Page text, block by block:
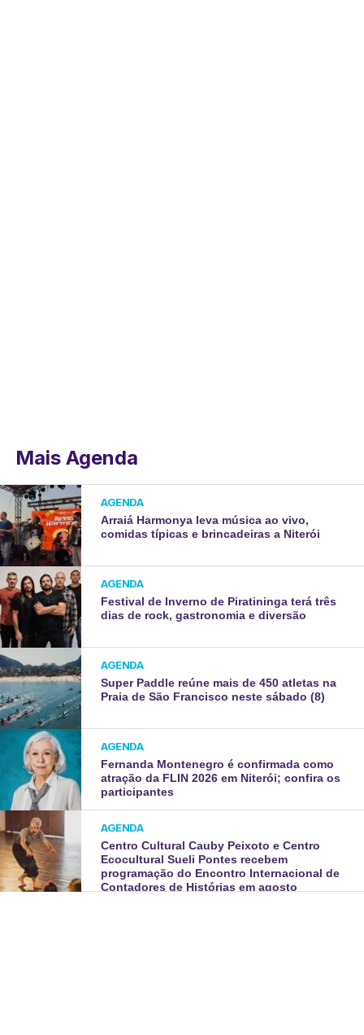
Mais Agenda
AGENDA
Arraiá Harmonya leva música ao vivo,
comidas típicas e brincadeiras a Niterói
AGENDA
Festival de Inverno de Piratininga terá três
dias de rock, gastronomia e diversão
AGENDA
Super Paddle reúne mais de 450 atletas na
Praia de São Francisco neste sábado (8)
AGENDA
Fernanda Montenegro é confirmada como
atração da FLIN 2026 em Niterói; confira os
participantes
AGENDA
Centro Cultural Cauby Peixoto e Centro
Ecocultural Sueli Pontes recebem
programação do Encontro Internacional de
Contadores de Histórias em agosto